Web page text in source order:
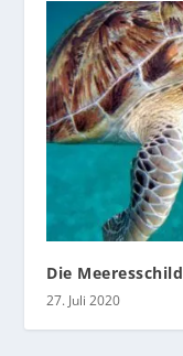
Die
27. Juli 2020